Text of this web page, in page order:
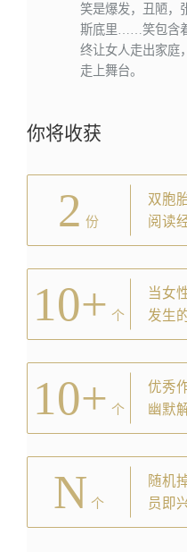
笑是爆发，丑陋，
斯底里……笑包含
终让女人走出家庭
走上舞台。
你将收获
2 份
双胞
阅读
10+ 个
当女
发生
10+ 个
优秀
幽默
N 个
随机
员即